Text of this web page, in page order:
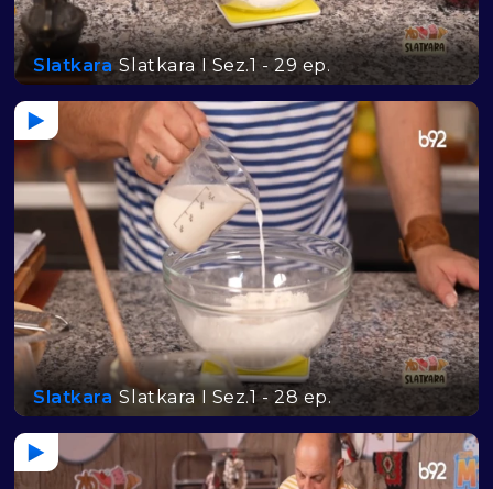
Slatkara Slatkara I Sez.1 - 29 ep.
Slatkara Slatkara I Sez.1 - 28 ep.